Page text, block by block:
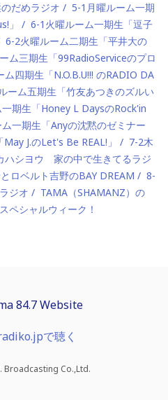
だめラジオ
5-1月曜ルーム一期
」
6-1火曜ルーム一期生「逗子
6-2火曜ルーム二期生「平井大の
ム三期生「99RadioServiceのプロ
ム四期生「N.O.B.U!!! のRADIO DA
ーム五期生「竹友あつきのズルい
期生「Honey L DaysのRock'in
一期生「Anyの沈黙のゼミナー
J.のLet's Be REAL!」
7-2木
ハシヨウ 家の中で生きてるラジ
ロベルト吉野のBAY DREAM
8-
ジオ
TAMA（SHAMANZ）の
スペシャルウィーク！
84.7 Website
で聴く
Broadcasting Co.,Ltd.